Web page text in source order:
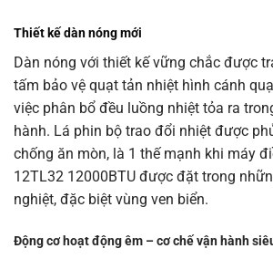
Thiết kế dàn nóng mới
Dàn nóng với thiết kế vững chắc được
tấm bảo vệ quạt tản nhiệt hình cánh
việc phân bổ đều luồng nhiệt tỏa ra
hành. Lá phin bộ trao đổi nhiệt được
chống ăn mòn, là 1 thế mạnh khi máy
12TL32 12000BTU được đặt trong
nghiệt, đặc biệt vùng ven biển.
Động cơ hoạt động êm – cơ chế vận hành